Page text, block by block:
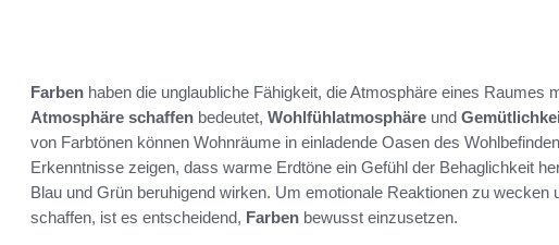
Farben haben die unglaubliche Fähigkeit, die Atmosphäre eines Raumes
Atmosphäre schaffen bedeutet, Wohlfühlatmosphäre und
von Farbtönen können Wohnräume in einladende Oasen des
Erkenntnisse zeigen, dass warme Erdtöne ein Gefühl der Behaglichkeit
Blau und Grün beruhigend wirken. Um emotionale Reaktionen zu wecken
schaffen, ist es entscheidend, Farben bewusst einzusetzen.